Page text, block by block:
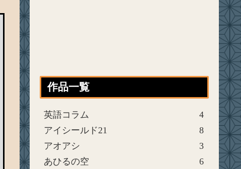
作品一覧
英語コラム
4
アイシールド21
8
アオアシ
3
あひるの空
6